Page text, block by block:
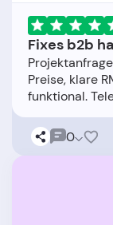
Fixes b2b
Preise, klare
0